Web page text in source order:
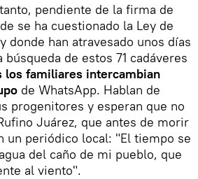
pendiente de la firma de
se ha cuestionado la Ley de
donde han atravesado unos días
de estos 71 cadáveres
los familiares intercambian
de WhatsApp. Hablan de
progenitores y esperan que no
Juárez, que antes de morir
un periódico local: "El tiempo se
del caño de mi pueblo, que
al viento".